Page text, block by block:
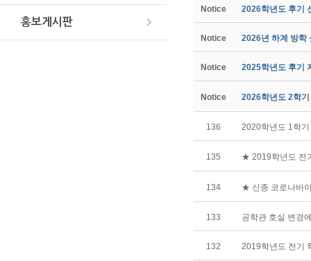
홍보게시판
Notice 2026학년도 후기
Notice 2026년 하계 방학
Notice 2025학년도 후기
Notice 2026학년도 2학
136 2020학년도 1학
135 ★ 2019학년도 전
134 ★ 신종 코로나바
133 공학관 호실 변경
132 2019학년도 전기